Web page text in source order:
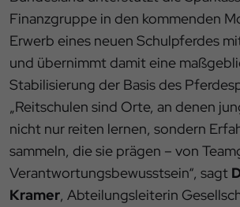
Finanzgruppe in den kommenden
Erwerb eines neuen Schulpferdes
und übernimmt damit eine
Stabilisierung der Basis des
„Reitschulen sind Orte, an denen
nicht nur reiten lernen, sondern
sammeln, die sie prägen – von
Verantwortungsbewusstsein“, sagt
Kramer, Abteilungsleiterin